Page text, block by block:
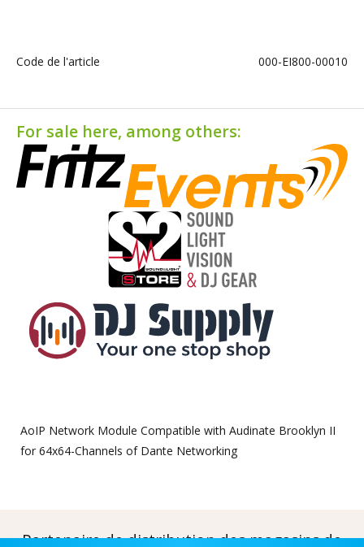
Code de l'article 000-EI800-00010
For sale here, among others:
AoIP Network Module Compatible with Audinate Brooklyn II
for 64x64-Channels of Dante Networking
Partenaire de distribution des magasins de